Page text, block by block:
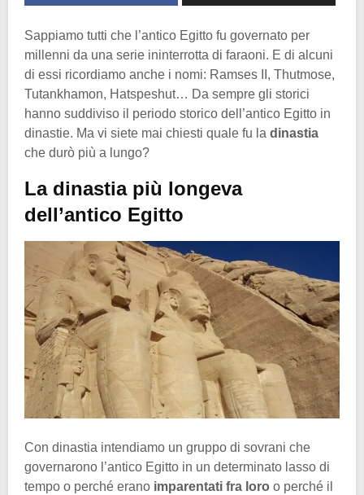
Sappiamo tutti che l’antico Egitto fu governato per
millenni da una serie ininterrotta di faraoni. E di alcuni
di essi ricordiamo anche i nomi: Ramses II, Thutmose,
Tutankhamon, Hatspeshut… Da sempre gli storici
hanno suddiviso il periodo storico dell’antico Egitto in
dinastie. Ma vi siete mai chiesti quale fu la dinastia
che durò più a lungo?
La dinastia più longeva
dell’antico Egitto
Con dinastia intendiamo un gruppo di sovrani che
governarono l’antico Egitto in un determinato lasso di
tempo o perché erano imparentati fra loro o perché il